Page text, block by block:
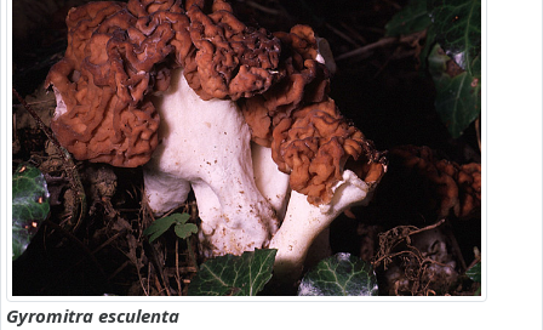
Gyromitra esculenta